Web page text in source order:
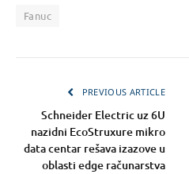
Fanuc
PREVIOUS ARTICLE
Schneider Electric uz 6U
nazidni EcoStruxure mikro
data centar rešava izazove u
oblasti edge računarstva